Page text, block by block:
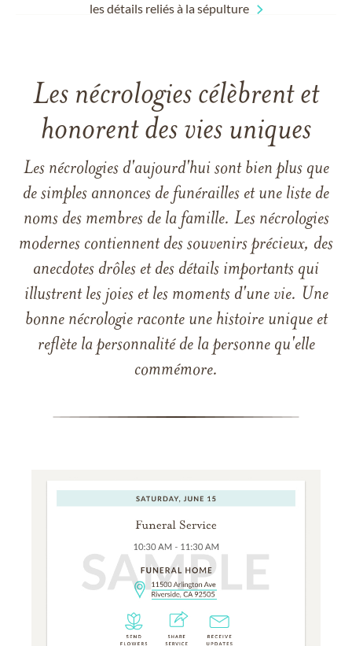
les détails reliés à la sépulture
Les nécrologies célèbrent et
honorent des vies uniques
Les nécrologies d'aujourd'hui sont bien plus que
de simples annonces de funérailles et une liste de
noms des membres de la famille. Les nécrologies
modernes contiennent des souvenirs précieux, des
anecdotes drôles et des détails importants qui
illustrent les joies et les moments d'une vie. Une
bonne nécrologie raconte une histoire unique et
reflète la personnalité de la personne qu'elle
commémore.